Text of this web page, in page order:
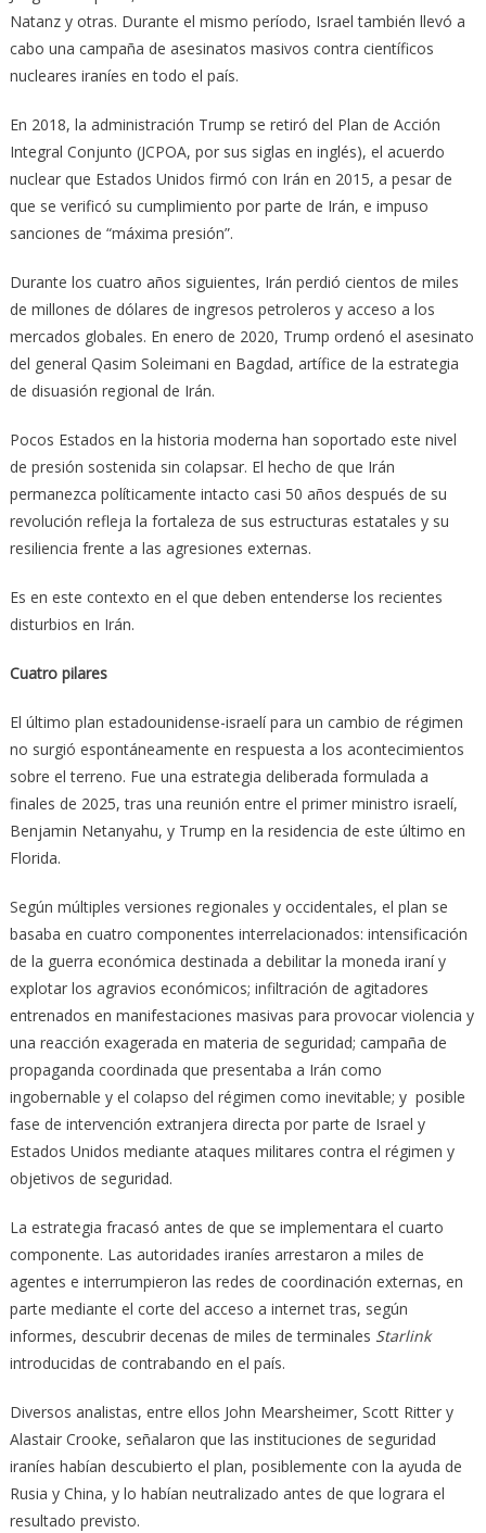
Natanz y otras. Durante el mismo período, Israel también llevó a
cabo una campaña de asesinatos masivos contra científicos
nucleares iraníes en todo el país.
En 2018, la administración Trump se retiró del Plan de Acción
Integral Conjunto (JCPOA, por sus siglas en inglés), el acuerdo
nuclear que Estados Unidos firmó con Irán en 2015, a pesar de
que se verificó su cumplimiento por parte de Irán, e impuso
sanciones de “máxima presión”.
Durante los cuatro años siguientes, Irán perdió cientos de miles
de millones de dólares de ingresos petroleros y acceso a los
mercados globales. En enero de 2020, Trump ordenó el asesinato
del general Qasim Soleimani en Bagdad, artífice de la estrategia
de disuasión regional de Irán.
Pocos Estados en la historia moderna han soportado este nivel
de presión sostenida sin colapsar. El hecho de que Irán
permanezca políticamente intacto casi 50 años después de su
revolución refleja la fortaleza de sus estructuras estatales y su
resiliencia frente a las agresiones externas.
Es en este contexto en el que deben entenderse los recientes
disturbios en Irán.
Cuatro pilares
El último plan estadounidense-israelí para un cambio de régimen
no surgió espontáneamente en respuesta a los acontecimientos
sobre el terreno. Fue una estrategia deliberada formulada a
finales de 2025, tras una reunión entre el primer ministro israelí,
Benjamin Netanyahu, y Trump en la residencia de este último en
Florida.
Según múltiples versiones regionales y occidentales, el plan se
basaba en cuatro componentes interrelacionados: intensificación
de la guerra económica destinada a debilitar la moneda iraní y
explotar los agravios económicos; infiltración de agitadores
entrenados en manifestaciones masivas para provocar violencia y
una reacción exagerada en materia de seguridad; campaña de
propaganda coordinada que presentaba a Irán como
ingobernable y el colapso del régimen como inevitable; y posible
fase de intervención extranjera directa por parte de Israel y
Estados Unidos mediante ataques militares contra el régimen y
objetivos de seguridad.
La estrategia fracasó antes de que se implementara el cuarto
componente. Las autoridades iraníes arrestaron a miles de
agentes e interrumpieron las redes de coordinación externas, en
parte mediante el corte del acceso a internet tras, según
informes, descubrir decenas de miles de terminales Starlink
introducidas de contrabando en el país.
Diversos analistas, entre ellos John Mearsheimer, Scott Ritter y
Alastair Crooke, señalaron que las instituciones de seguridad
iraníes habían descubierto el plan, posiblemente con la ayuda de
Rusia y China, y lo habían neutralizado antes de que lograra el
resultado previsto.